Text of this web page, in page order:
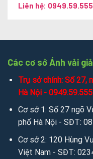
Liên hệ:
Các cơ sở Ánh vải
Trụ sở chính: Số 27,
Hà Nội -
Cơ sở 1: Số 27 ngõ
phố Hà Nội - SĐT:
Cơ sở 2: 120 Hùng
Việt Nam - SĐT: